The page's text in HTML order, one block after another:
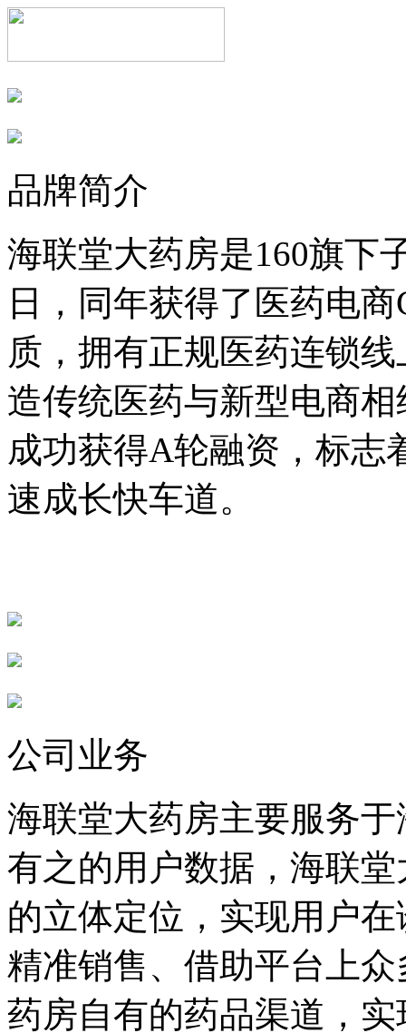
品牌简介
海联堂大药房是160旗下
日，同年获得了医药电
质，拥有正规医药连锁
造传统医药与新型电商
成功获得A轮融资，标志
速成长快车道。
公司业务
海联堂大药房主要服务
有之的用户数据，海联
的立体定位，实现用户
精准销售、借助平台上
药房自有的药品渠道，